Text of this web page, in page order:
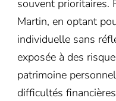
souvent prioritaires.
Martin, en optant
individuelle sans
exposée à des
patrimoine
difficultés